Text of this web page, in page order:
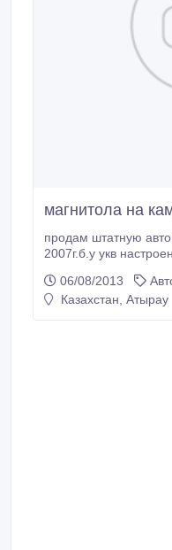
магнитола на
продам штатную
2007г.б.у укв
06/08/2013
Казахстан, Атырау